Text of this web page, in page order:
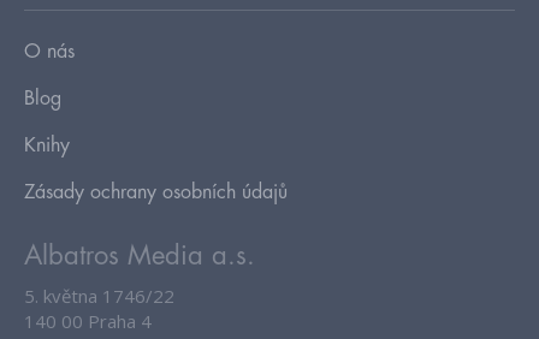
O nás
Blog
Knihy
Zásady ochrany osobních údajů
Albatros Media a.s.
5. května 1746/22
140 00 Praha 4